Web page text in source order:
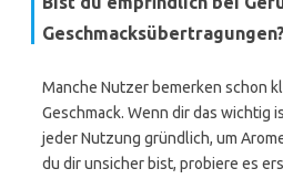
Geschmacksübertragungen?
Manche Nutzer bemerken schon
Geschmack. Wenn dir das wichtig
jeder Nutzung gründlich, um
du dir unsicher bist, probiere es